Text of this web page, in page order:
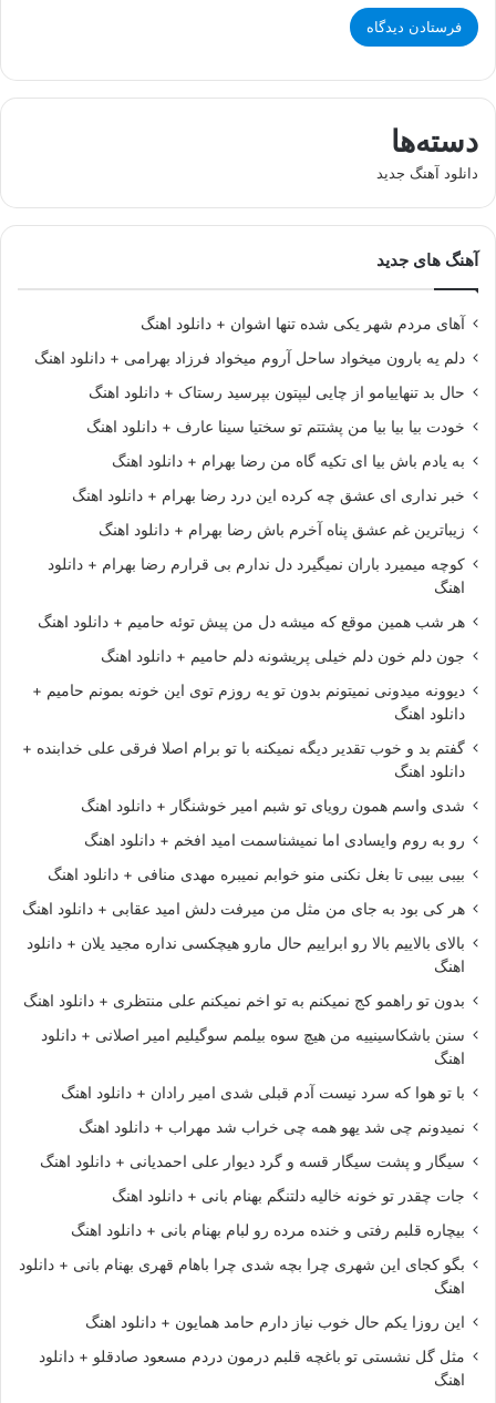
دسته‌ها
دانلود آهنگ جدید
آهنگ های جدید
آهای مردم شهر یکی شده تنها اشوان + دانلود اهنگ
دلم یه بارون میخواد ساحل آروم میخواد فرزاد بهرامی + دانلود اهنگ
حال بد تنهاییامو از چایی لیپتون بپرسید رستاک + دانلود اهنگ
خودت بیا بیا بیا من پشتتم تو سختیا سینا عارف + دانلود اهنگ
به یادم باش بیا ای تکیه گاه من رضا بهرام + دانلود اهنگ
خبر نداری ای عشق چه کرده این درد رضا بهرام + دانلود اهنگ
زیباترین غم عشق پناه آخرم باش رضا بهرام + دانلود اهنگ
کوچه میمیرد باران نمیگیرد دل ندارم بی قرارم رضا بهرام + دانلود
اهنگ
هر شب همین موقع که میشه دل من پیش توئه حامیم + دانلود اهنگ
جون دلم خون دلم خیلی پریشونه دلم حامیم + دانلود اهنگ
دیوونه میدونی نمیتونم بدون تو یه روزم توی این خونه بمونم حامیم +
دانلود اهنگ
گفتم بد و خوب تقدیر دیگه نمیکنه با تو برام اصلا فرقی علی خدابنده +
دانلود اهنگ
شدی واسم همون رویای تو شبم امیر خوشنگار + دانلود اهنگ
رو به روم وایسادی اما نمیشناسمت امید افخم + دانلود اهنگ
بیبی بیبی تا بغل نکنی منو خوابم نمیبره مهدی منافی + دانلود اهنگ
هر کی بود به جای من مثل من میرفت دلش امید عقابی + دانلود اهنگ
بالای بالاییم بالا رو ابراییم حال مارو هیچکسی نداره مجید یلان + دانلود
اهنگ
بدون تو راهمو کج نمیکنم به تو اخم نمیکنم علی منتظری + دانلود اهنگ
سنن باشکاسینییه من هیچ سوه بیلمم سوگیلیم امیر اصلانی + دانلود
اهنگ
با تو هوا که سرد نیست آدم قبلی شدی امیر رادان + دانلود اهنگ
نمیدونم چی شد یهو همه چی خراب شد مهراب + دانلود اهنگ
سیگار و پشت سیگار قسه و گرد دیوار علی احمدیانی + دانلود اهنگ
جات چقدر تو خونه خالیه دلتنگم بهنام بانی + دانلود اهنگ
بیچاره قلبم رفتی و خنده مرده رو لبام بهنام بانی + دانلود اهنگ
بگو کجای این شهری چرا بچه شدی چرا باهام قهری بهنام بانی + دانلود
اهنگ
این روزا یکم حال خوب نیاز دارم حامد همایون + دانلود اهنگ
مثل گل نشستی تو باغچه قلبم درمون دردم مسعود صادقلو + دانلود
اهنگ